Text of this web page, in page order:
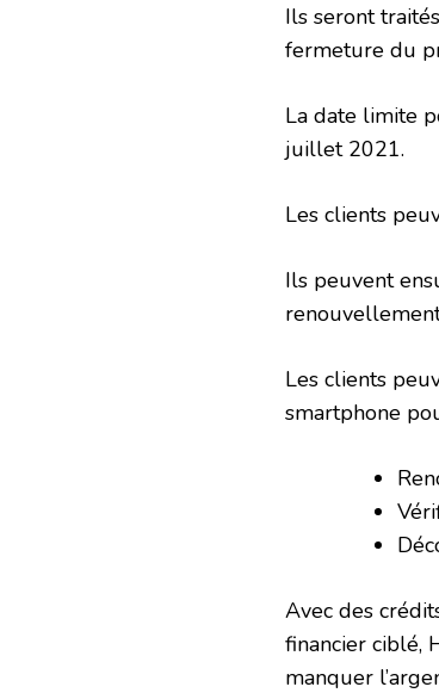
Ils seront
fermeture du
La date limite
juillet 2021.
Les clients
Ils peuvent
Les clients
smartphone
Avec des
financier ciblé,
manquer